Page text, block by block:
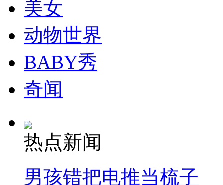
消防员救轻生者
纽约上演“枕头大战”
司机酒驾遇交警 急速倒车逃窜
美女
动物世界
BABY秀
奇闻
热点新闻
男孩错把电推当梳子